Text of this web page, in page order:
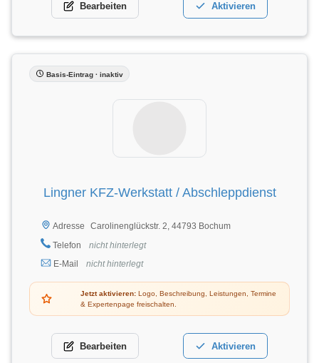
Bearbeiten Aktivieren
Basis-Eintrag · inaktiv
Lingner KFZ-Werkstatt / Abschleppdienst
Adresse
Carolinenglückstr. 2, 44793 Bochum
Telefon
nicht hinterlegt
E-Mail
nicht hinterlegt
Jetzt aktivieren: Logo, Beschreibung, Leistungen, Termine
& Expertenpage freischalten.
Bearbeiten Aktivieren